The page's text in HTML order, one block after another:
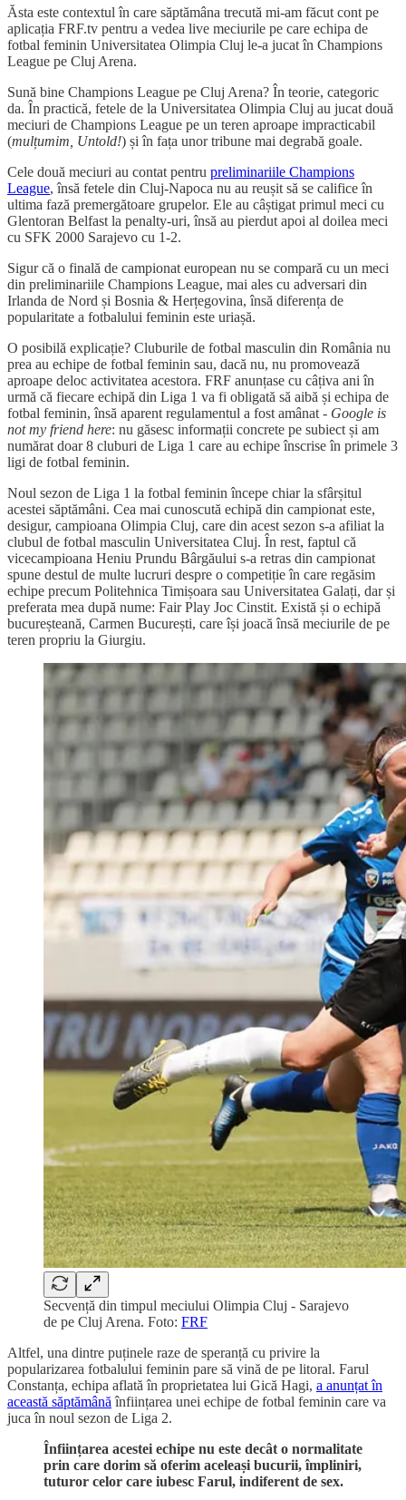
Ăsta este contextul în care săptămâna trecută mi-am făcut cont pe
aplicația FRF.tv pentru a vedea live meciurile pe care echipa de
fotbal feminin Universitatea Olimpia Cluj le-a jucat în Champions
League pe Cluj Arena.
Sună bine Champions League pe Cluj Arena? În teorie, categoric
da. În practică, fetele de la Universitatea Olimpia Cluj au jucat două
meciuri de Champions League pe un teren aproape impracticabil
(mulțumim, Untold!) și în fața unor tribune mai degrabă goale.
Cele două meciuri au contat pentru preliminariile Champions
League, însă fetele din Cluj-Napoca nu au reușit să se califice în
ultima fază premergătoare grupelor. Ele au câștigat primul meci cu
Glentoran Belfast la penalty-uri, însă au pierdut apoi al doilea meci
cu SFK 2000 Sarajevo cu 1-2.
Sigur că o finală de campionat european nu se compară cu un meci
din preliminariile Champions League, mai ales cu adversari din
Irlanda de Nord și Bosnia & Herțegovina, însă diferența de
popularitate a fotbalului feminin este uriașă.
O posibilă explicație? Cluburile de fotbal masculin din România nu
prea au echipe de fotbal feminin sau, dacă nu, nu promovează
aproape deloc activitatea acestora. FRF anunțase cu câțiva ani în
urmă că fiecare echipă din Liga 1 va fi obligată să aibă și echipa de
fotbal feminin, însă aparent regulamentul a fost amânat - Google is
not my friend here: nu găsesc informații concrete pe subiect și am
numărat doar 8 cluburi de Liga 1 care au echipe înscrise în primele 3
ligi de fotbal feminin.
Noul sezon de Liga 1 la fotbal feminin începe chiar la sfârșitul
acestei săptămâni. Cea mai cunoscută echipă din campionat este,
desigur, campioana Olimpia Cluj, care din acest sezon s-a afiliat la
clubul de fotbal masculin Universitatea Cluj. În rest, faptul că
vicecampioana Heniu Prundu Bârgăului s-a retras din campionat
spune destul de multe lucruri despre o competiție în care regăsim
echipe precum Politehnica Timișoara sau Universitatea Galați, dar și
preferata mea după nume: Fair Play Joc Cinstit. Există și o echipă
bucureșteană, Carmen București, care își joacă însă meciurile de pe
teren propriu la Giurgiu.
Secvență din timpul meciului Olimpia Cluj - Sarajevo
de pe Cluj Arena. Foto: FRF
Altfel, una dintre puținele raze de speranță cu privire la
popularizarea fotbalului feminin pare să vină de pe litoral. Farul
Constanța, echipa aflată în proprietatea lui Gică Hagi, a anunțat în
această săptămână înființarea unei echipe de fotbal feminin care va
juca în noul sezon de Liga 2.
Înființarea acestei echipe nu este decât o normalitate
prin care dorim să oferim aceleași bucurii, împliniri,
tuturor celor care iubesc Farul, indiferent de sex.